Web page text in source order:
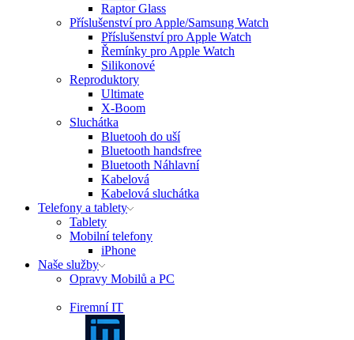
Raptor Glass
Příslušenství pro Apple/Samsung Watch
Příslušenství pro Apple Watch
Řemínky pro Apple Watch
Silikonové
Reproduktory
Ultimate
X-Boom
Sluchátka
Bluetooh do uší
Bluetooth handsfree
Bluetooth Náhlavní
Kabelová
Kabelová sluchátka
Telefony a tablety
Tablety
Mobilní telefony
iPhone
Naše služby
Opravy Mobilů a PC
Firemní IT